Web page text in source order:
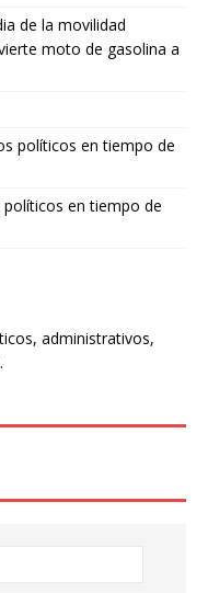
de la movilidad
moto de gasolina a
políticos en tiempo de
políticos en tiempo de
administrativos,